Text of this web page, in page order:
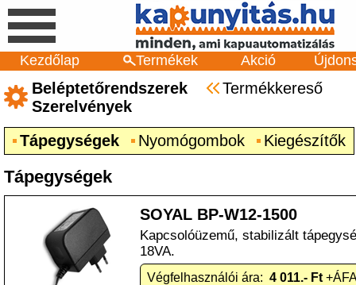
Kezdőlap Termékek Akció
Beléptetőrendszerek
Termékkereső
Szerelvények
Tápegységek
Nyomógombok Kiegészítők
Tápegységek
SOYAL BP-W12-1500
Kapcsolóüzemű, stabilizált
18VA.
Végfelhasználói ára: 4 011.- Ft